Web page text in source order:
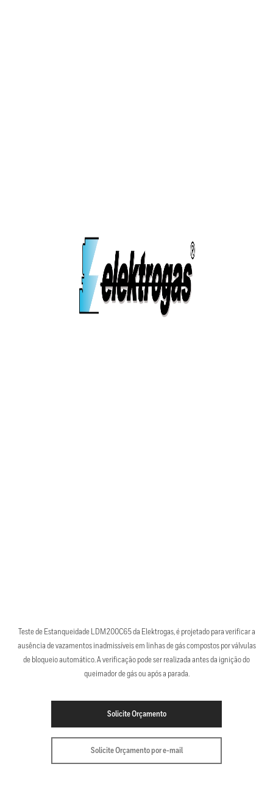
Teste de Estanqueidade LDM200C65 da Elektrogas, é projetado para verificar a
ausência de vazamentos inadmissíveis em linhas de gás compostos por válvulas
de bloqueio automático. A verificação pode ser realizada antes da ignição do
queimador de gás ou após a parada.
Solicite Orçamento
Solicite Orçamento por e-mail